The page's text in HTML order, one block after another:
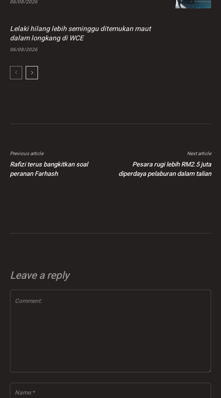
Lelaki hilang lebih seminggu ditemukan maut
dalam longkang di WCE
06/08/2026
Previous article
Rafizi terus bangkitkan soal
peranan Farhash
Next article
Pesara rugi lebih RM2.5 juta
diperdaya pelaburan dalam talian
Leave a reply